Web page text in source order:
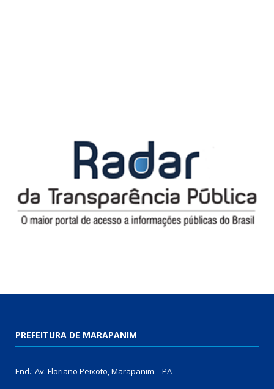
PREFEITURA DE MARAPANIM
End.: Av. Floriano Peixoto, Marapanim – PA